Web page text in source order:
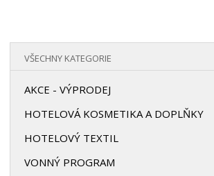
VŠECHNY KATEGORIE
AKCE - VÝPRODEJ
HOTELOVÁ KOSMETIKA A DOPLŇKY
HOTELOVÝ TEXTIL
VONNÝ PROGRAM